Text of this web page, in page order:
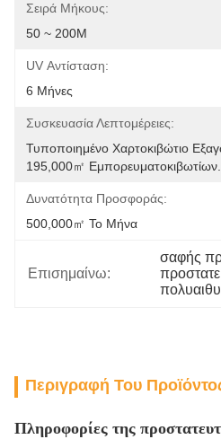
Σειρά Μήκους:
50 ~ 200M
UV Αντίσταση:
6 Μήνες
Συσκευασία Λεπτομέρειες:
Τυποποιημένο Χαρτοκιβώτιο
195,000㎡ Εμπορευματοκιβωτίων.
Δυνατότητα Προσφοράς:
500,000㎡ Το Μήνα
Επισημαίνω:
σαφής
Περιγραφή Του
Πληροφορίες της